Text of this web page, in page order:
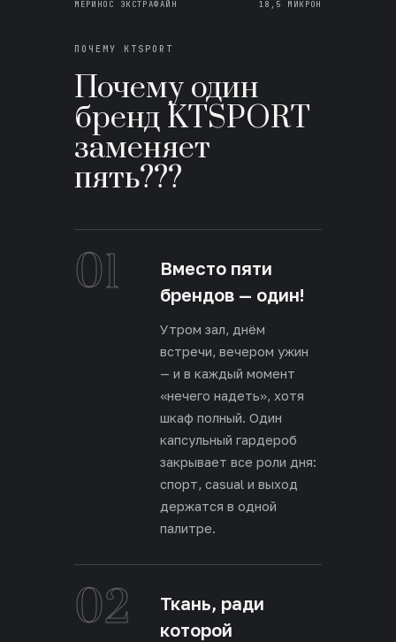
МЕРИНОС ЭКСТРАФАЙН 18,5 МИКРОН
ПОЧЕМУ KTSPORT
Почему один
бренд KTSPORT
заменяет
пять???
01
Вместо пяти
брендов — один!
Утром зал, днём
встречи, вечером ужин
— и в каждый момент
«нечего надеть», хотя
шкаф полный. Один
капсульный гардероб
закрывает все роли дня:
спорт, casual и выход
держатся в одной
палитре.
02
Ткань, ради
которой